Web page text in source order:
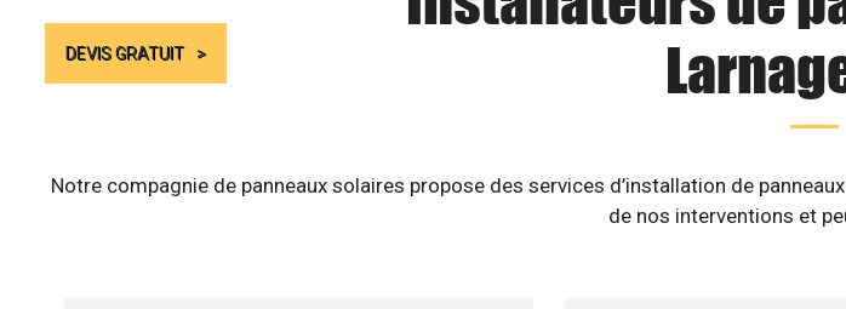
DEVIS GRATUIT
Notre compagnie de panneaux solaires propose des services d’installation de
de nos interventions et